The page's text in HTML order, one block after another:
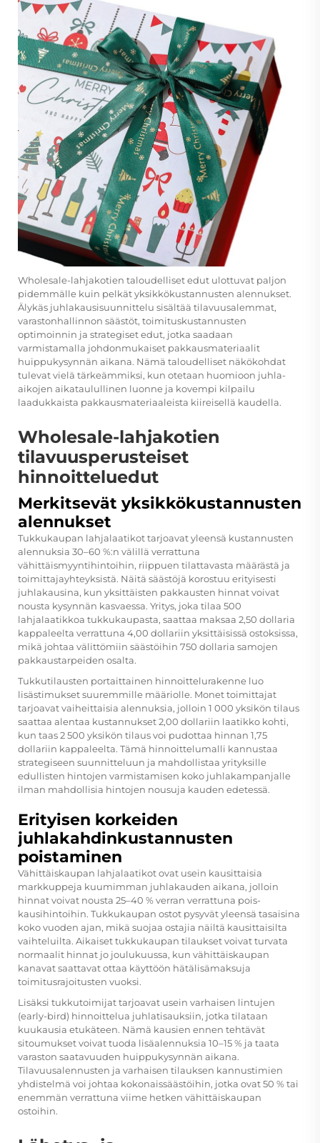
Wholesale-lahjakotien taloudelliset edut ulottuvat paljon
pidemmälle kuin pelkät yksikkökustannusten alennukset.
Älykäs juhlakausisuunnittelu sisältää tilavuusalemmat,
varastonhallinnon säästöt, toimituskustannusten
optimoinnin ja strategiset edut, jotka saadaan
varmistamalla johdonmukaiset pakkausmateriaalit
huippukysynnän aikana. Nämä taloudelliset näkökohdat
tulevat vielä tärkeämmiksi, kun otetaan huomioon juhla-
aikojen aikataulullinen luonne ja kovempi kilpailu
laadukkaista pakkausmateriaaleista kiireisellä kaudella.
Wholesale-lahjakotien
tilavuusperusteiset
hinnoitteluedut
Merkitsevät yksikkökustannusten
alennukset
Tukkukaupan lahjalaatikot tarjoavat yleensä kustannusten
alennuksia 30–60 %:n välillä verrattuna
vähittäismyyntihintoihin, riippuen tilattavasta määrästä ja
toimittajayhteyksistä. Näitä säästöjä korostuu erityisesti
juhlakausina, kun yksittäisten pakkausten hinnat voivat
nousta kysynnän kasvaessa. Yritys, joka tilaa 500
lahjalaatikkoa tukkukaupasta, saattaa maksaa 2,50 dollaria
kappaleelta verrattuna 4,00 dollariin yksittäisissä ostoksissa,
mikä johtaa välittömiin säästöihin 750 dollaria samojen
pakkaustarpeiden osalta.
Tukkutilausten portaittainen hinnoittelurakenne luo
lisästimukset suuremmille määriolle. Monet toimittajat
tarjoavat vaiheittaisia alennuksia, jolloin 1 000 yksikön tilaus
saattaa alentaa kustannukset 2,00 dollariin laatikko kohti,
kun taas 2 500 yksikön tilaus voi pudottaa hinnan 1,75
dollariin kappaleelta. Tämä hinnoittelumalli kannustaa
strategiseen suunnitteluun ja mahdollistaa yrityksille
edullisten hintojen varmistamisen koko juhlakampanjalle
ilman mahdollisia hintojen nousuja kauden edetessä.
Erityisen korkeiden
juhlakahdinkustannusten
poistaminen
Vähittäiskaupan lahjalaatikot ovat usein kausittaisia
markkuppeja kuumimman juhlakauden aikana, jolloin
hinnat voivat nousta 25–40 % verran verrattuna pois-
kausihintoihin. Tukkukaupan ostot pysyvät yleensä tasaisina
koko vuoden ajan, mikä suojaa ostajia näiltä kausittaisilta
vaihteluilta. Aikaiset tukkukaupan tilaukset voivat turvata
normaalit hinnat jo joulukuussa, kun vähittäiskaupan
kanavat saattavat ottaa käyttöön hätälisämaksuja
toimitusrajoitusten vuoksi.
Lisäksi tukkutoimijat tarjoavat usein varhaisen lintujen
(early-bird) hinnoittelua juhlatisauksiin, jotka tilataan
kuukausia etukäteen. Nämä kausien ennen tehtävät
sitoumukset voivat tuoda lisäalennuksia 10–15 % ja taata
varaston saatavuuden huippukysynnän aikana.
Tilavuusalennusten ja varhaisen tilauksen kannustimien
yhdistelmä voi johtaa kokonaissäästöihin, jotka ovat 50 % tai
enemmän verrattuna viime hetken vähittäiskaupan
ostoihin.